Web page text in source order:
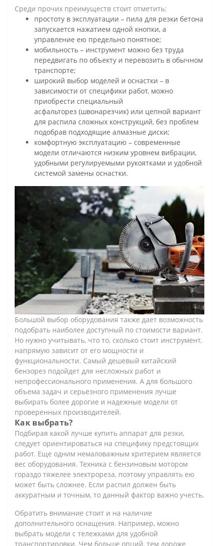
Среди прочих преимуществ стоит отметить:
простоту в эксплуатации – пила для резки бетона
запускается нажатием одной кнопки, а
управление ею предельно понятное;
мобильность – инструмент можно без труда
передвигать по объекту и перевозить в обычном
транспорте;
широкий выбор моделей и оснастки – в
зависимости от специфики работ, можно
приобрести специальный
асфальторез (швонарезчик) или цепной вариант
для распила сложных конструкций, без проблем
подобрав подходящие алмазные диски;
комфортную эксплуатацию – современные
модели отличаются низким уровнем вибрации,
удобными регулируемыми рукоятками и удобной
системой замены оснастки.
Большой выбор оборудования также дает возможность
подобрать наиболее доступный по стоимости вариант.
Но нужно учитывать, что то, сколько стоит инструмент,
напрямую зависит от его мощности и
функциональности. Самый дешевый китайский
бензорез подойдет для несложных работ и
непрофессионального применения. А для большого
объема задач и серьезного применения лучше
выбирать более дорогие и надежные модели от
проверенных производителей.
Как выбрать?
Подбирая какой лучше купить аппарат для резки,
следует ориентироваться на специфику предстоящих
работ. Еще одним немаловажным критерием является
вес оборудования. Техника с бензиновым мотором
гораздо тяжелее электрореза, поэтому управлять ею
может быть сложнее. Если распил должен быть
аккуратным и точным, то данный фактор важно учесть.
Обратить внимание стоит и на наличие
дополнительного оснащения. Например, можно
выбрать модели с тележками для удобной
транспортировки. Чем больше опций, тем дороже